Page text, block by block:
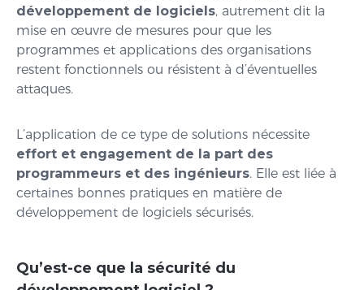
développement de logiciels, autrement dit la
mise en œuvre de mesures pour que les
programmes et applications des organisations
restent fonctionnels ou résistent à d’éventuelles
attaques.
L’application de ce type de solutions nécessite
effort et engagement de la part des
programmeurs et des ingénieurs. Elle est liée à
certaines bonnes pratiques en matière de
développement de logiciels sécurisés.
Qu’est-ce que la sécurité du